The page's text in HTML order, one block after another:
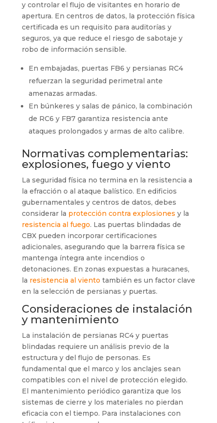
y controlar el flujo de visitantes en horario de
apertura. En centros de datos, la protección física
certificada es un requisito para auditorías y
seguros, ya que reduce el riesgo de sabotaje y
robo de información sensible.
En embajadas, puertas FB6 y persianas RC4
refuerzan la seguridad perimetral ante
amenazas armadas.
En búnkeres y salas de pánico, la combinación
de RC6 y FB7 garantiza resistencia ante
ataques prolongados y armas de alto calibre.
Normativas complementarias:
explosiones, fuego y viento
La seguridad física no termina en la resistencia a
la efracción o al ataque balístico. En edificios
gubernamentales y centros de datos, debes
considerar la protección contra explosiones y la
resistencia al fuego. Las puertas blindadas de
CBX pueden incorporar certificaciones
adicionales, asegurando que la barrera física se
mantenga íntegra ante incendios o
detonaciones. En zonas expuestas a huracanes,
la resistencia al viento también es un factor clave
en la selección de persianas y puertas.
Consideraciones de instalación
y mantenimiento
La instalación de persianas RC4 y puertas
blindadas requiere un análisis previo de la
estructura y del flujo de personas. Es
fundamental que el marco y los anclajes sean
compatibles con el nivel de protección elegido.
El mantenimiento periódico garantiza que los
sistemas de cierre y los materiales no pierdan
eficacia con el tiempo. Para instalaciones con